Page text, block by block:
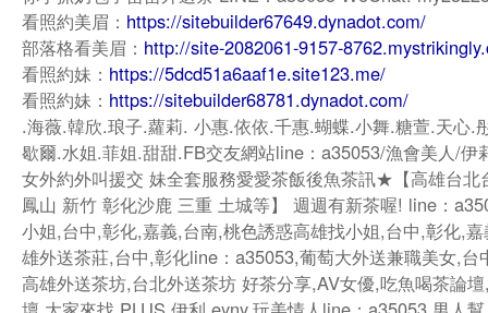
看照約美眉： https://sitebuilder67649.dynadot.com/
部落格看美眉： http://site-2082061-9157-
看照約妹： https://5dcd51a6aaf1e.site123.me/
看照約妹： https://sitebuilder68781.dynadot.com/
.海薇.韓欣.琅子.蘿莉. 小惠.依依.千惠.蝴蝶.小舞.糖萱.天心.
歇爾.水姐.菲姐.甜甜.FB交友網站line：a35053/漁會美人/伊
女外約外叫援交 妹全套服務愛愛茶飯後魚茶訊★【高雄台北
鳳山 新竹 彰化沙鹿 三重 土城等】 週週有新茶喔! line：
小姐,台中,彰化,嘉義,台南,桃色誘惑高雄找小姐,台中,彰化,
雄外送茶莊,台中,彰化line：a35053,葡萄大外送兼職美女,台
高雄外送茶坊,台北外送茶坊 好茶分享,AV女優,吃魚喝茶論